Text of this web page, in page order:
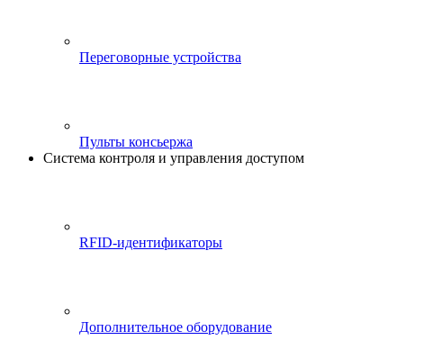
Переговорные устройства
Пульты консьержа
Система контроля и управления доступом
RFID-идентификаторы
Дополнительное оборудование